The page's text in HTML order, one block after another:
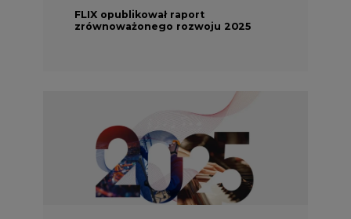
FLIX opublikował raport
zrównoważonego rozwoju 2025